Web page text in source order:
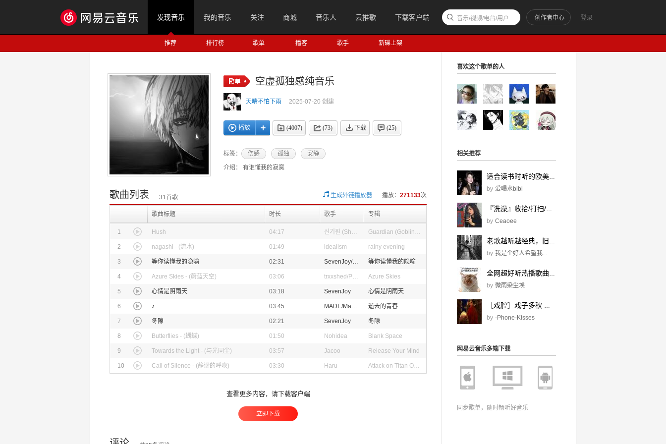
发现音乐 我的音乐 关注 商城 音乐人 云推歌 下载客户端 登录
创作者中心
音乐/视频/电台/用户
推荐 排行榜 歌单 播客 歌手 新碟上架